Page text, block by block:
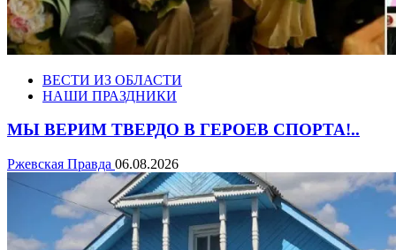
ВЕСТИ ИЗ ОБЛАСТИ
НАШИ ПРАЗДНИКИ
МЫ ВЕРИМ ТВЕРДО В ГЕРОЕВ СПОРТА!..
Ржевская Правда 06.08.2026